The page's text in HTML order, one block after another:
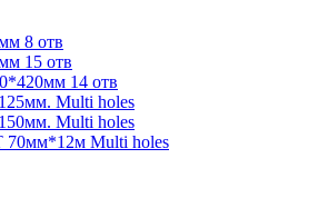
8 отв
15 отв
14 отв
Multi holes
Multi holes
70мм*12м Multi holes